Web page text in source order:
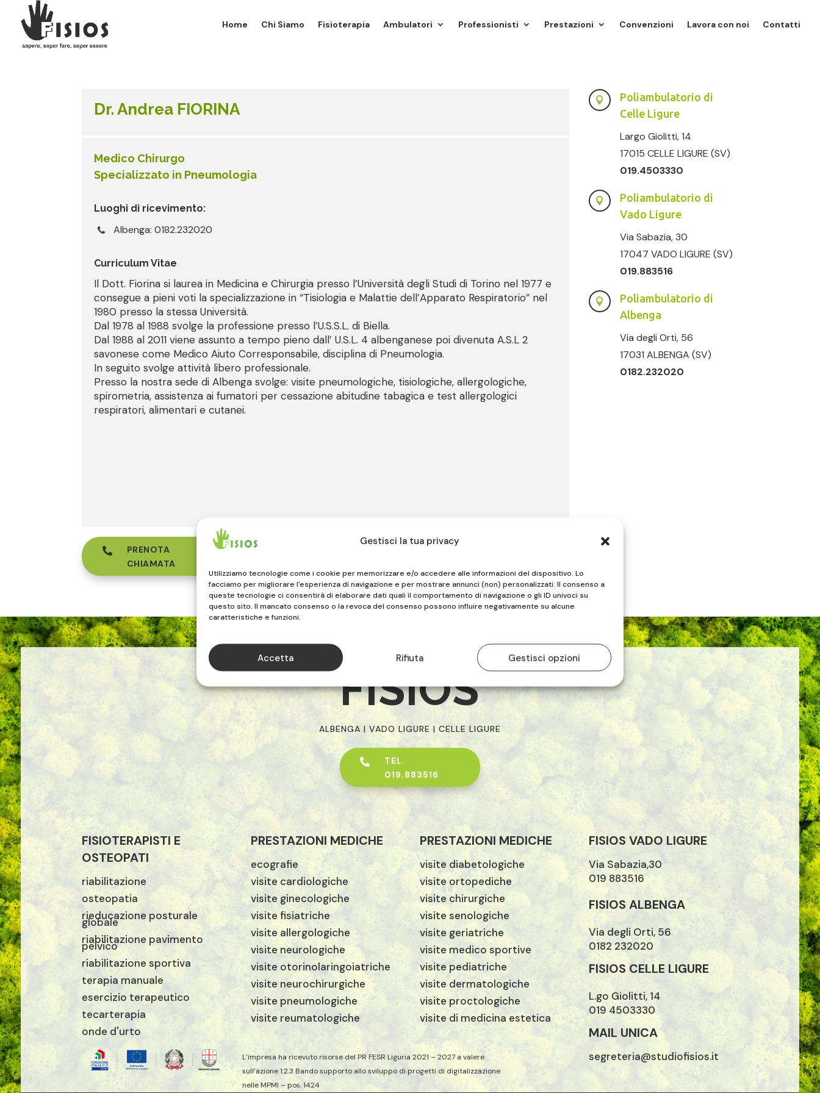
Gestisci la tua privacy
Utilizziamo tecnologie come i cookie per memorizzare e/o accedere alle informazioni del dispositivo. Lo
facciamo per migliorare l'esperienza di navigazione e per mostrare annunci (non) personalizzati. Il consenso a
queste tecnologie ci consentirà di elaborare dati quali il comportamento di navigazione o gli ID univoci su
questo sito. Il mancato consenso o la revoca del consenso possono influire negativamente su alcune
caratteristiche e funzioni.
Accetta Rifiuta Gestisci opzioni
Home Chi Siamo Fisioterapia Ambulatori Professionisti Prestazioni Convenzioni Lavora con noi Contatti
Dr. Andrea FIORINA
Medico Chirurgo
Specializzato in Pneumologia
Luoghi di ricevimento:
Albenga: 0182.232020
Curriculum Vitae
Il Dott. Fiorina si laurea in Medicina e Chirurgia presso l’Università degli Studi di Torino nel 1977 e
consegue a pieni voti la specializzazione in “Tisiologia e Malattie dell’Apparato Respiratorio” nel
1980 presso la stessa Università.
Dal 1978 al 1988 svolge la professione presso l’U.S.S.L. di Biella.
Dal 1988 al 2011 viene assunto a tempo pieno dall’ U.S.L. 4 albenganese poi divenuta A.S.L 2
savonese come Medico Aiuto Corresponsabile, disciplina di Pneumologia.
In seguito svolge attività libero professionale.
Presso la nostra sede di Albenga svolge: visite pneumologiche, tisiologiche, allergologiche,
spirometria, assistenza ai fumatori per cessazione abitudine tabagica e test allergologici
respiratori, alimentari e cutanei.

PRENOTA
CHIAMATA

Poliambulatorio di
Celle Ligure
Largo Giolitti, 14
17015 CELLE LIGURE (SV)
019.4503330

Poliambulatorio di
Vado Ligure
Via Sabazia, 30
17047 VADO LIGURE (SV)
019.883516

Poliambulatorio di
Albenga
Via degli Orti, 56
17031 ALBENGA (SV)
0182.232020
FISIOS
ALBENGA | VADO LIGURE | CELLE LIGURE

TEL.
019.883516
FISIOTERAPISTI E
OSTEOPATI
riabilitazione
osteopatia
rieducazione posturale
globale
riabilitazione pavimento
pelvico
riabilitazione sportiva
terapia manuale
esercizio terapeutico
tecarterapia
onde d'urto
PRESTAZIONI MEDICHE
ecografie
visite cardiologiche
visite ginecologiche
visite fisiatriche
visite allergologiche
visite neurologiche
visite otorinolaringoiatriche
visite neurochirurgiche
visite pneumologiche
visite reumatologiche
PRESTAZIONI MEDICHE
visite diabetologiche
visite ortopediche
visite chirurgiche
visite senologiche
visite geriatriche
visite medico sportive
visite pediatriche
visite dermatologiche
visite proctologiche
visite di medicina estetica
FISIOS VADO LIGURE
Via Sabazia,30
019 883516
FISIOS ALBENGA
Via degli Orti, 56
0182 232020
FISIOS CELLE LIGURE
L.go Giolitti, 14
019 4503330
MAIL UNICA
segreteria@studiofisios.it
L’impresa ha ricevuto risorse del PR FESR Liguria 2021 – 2027 a valere
sull’azione 1.2.3 Bando supporto allo sviluppo di progetti di digitalizzazione
nelle MPMI – pos. 1424